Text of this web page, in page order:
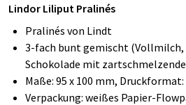
Lindor Liliput Pralinés
Pralinés von Lindt
3-fach bunt gemischt (Vollmilch,
Schokolade mit
Maße: 95 x 100 mm, Druckformat:
Verpackung: weißes Papier-